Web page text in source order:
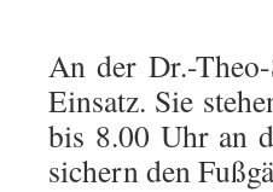
An der Dr.-
Einsatz. Sie
bis 8.00 Uhr an
sichern den